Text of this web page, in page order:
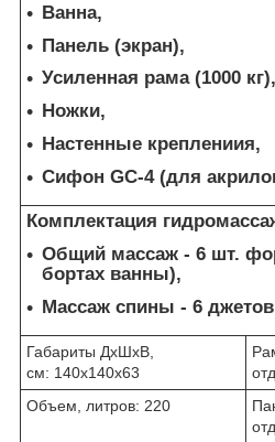
Ванна,
Панель (экран),
Усиленная рама (1000 кг),
Ножки,
Настенные креплениия,
Сифон GC-4 (для
Комплектация
Общий массаж - 6 шт.
бортах ванны),
Массаж спины - 6
Габариты ДхШхВ,
см: 140x140x63
Объем, литров: 220